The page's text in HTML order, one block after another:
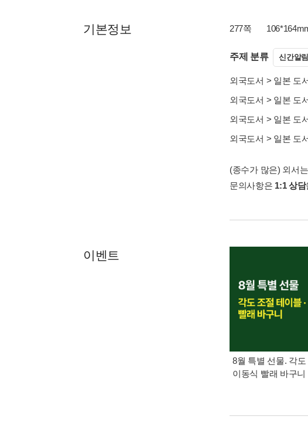
기본정보 277쪽
주제 분류 신간알
외국도서 > 일본 도
외국도서 > 일본 도
외국도서 > 일본 도
외국도서 > 일본 도
(종수가 많은) 외서
문의사항은 1:1 상담
이벤트
8월 특별 선물. 각도
이동식 빨래 바구니